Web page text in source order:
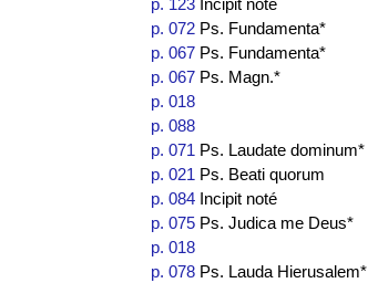
p. 123Incipit noté
p. 072Ps. Fundamenta*
p. 067Ps. Fundamenta*
p. 067Ps. Magn.*
p. 018
p. 088
p. 071Ps. Laudate dominum*
p. 021Ps. Beati quorum
p. 084Incipit noté
p. 075Ps. Judica me Deus*
p. 018
p. 078Ps. Lauda Hierusalem*